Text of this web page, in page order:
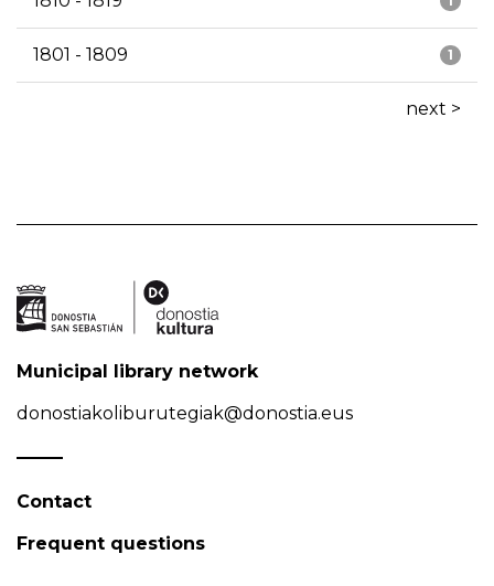
1
1801 - 1809
next >
Municipal library network
donostiakoliburutegiak@donostia.eus
Contact
Frequent questions